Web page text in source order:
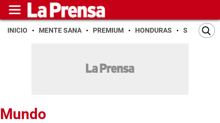
INICIO MENTE SANA PREMIUM HONDURAS SAN PEDRO
Mundo